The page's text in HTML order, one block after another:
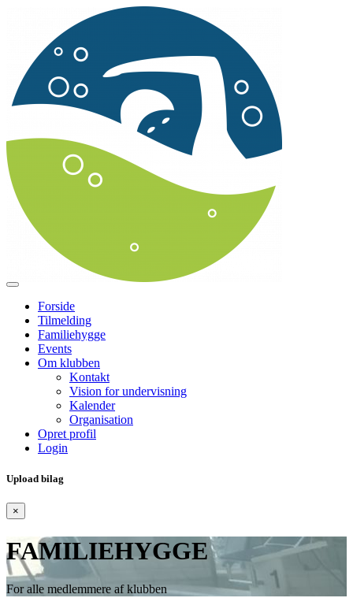
Forside
Tilmelding
Familiehygge
Events
Om klubben
Kontakt
Vision for undervisning
Kalender
Organisation
Opret profil
Login
Upload bilag
×
FAMILIEHYGGE
For alle medlemmere af klubben